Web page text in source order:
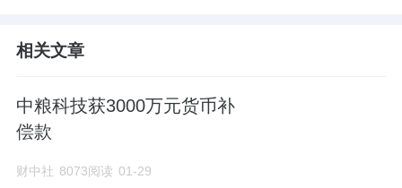
相关文章
中粮科技获3000万元货币补
偿款
财中社 8073阅读 01-29